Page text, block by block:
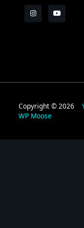
Copyright © 2026
WP Moose